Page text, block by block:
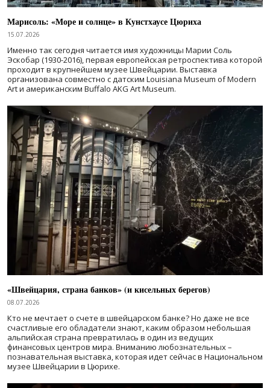
Марисоль: «Море и солнце» в Кунстхаусе Цюриха
15.07.2026
Именно так сегодня читается имя художницы Марии Соль
Эскобар (1930-2016), первая европейская ретроспектива которой
проходит в крупнейшем музее Швейцарии. Выставка
организована совместно с датским Louisiana Museum of Modern
Art и американским Buffalo AKG Art Museum.
«Швейцария, страна банков» (и кисельных берегов)
08.07.2026
Кто не мечтает о счете в швейцарском банке? Но даже не все
счастливые его обладатели знают, каким образом небольшая
альпийская страна превратилась в один из ведущих
финансовых центров мира. Вниманию любознательных –
познавательная выставка, которая идет сейчас в Национальном
музее Швейцарии в Цюрихе.